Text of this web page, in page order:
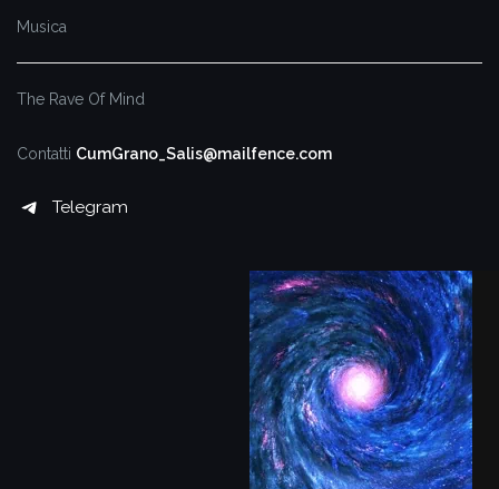
Musica
The Rave Of Mind
Contatti CumGrano_Salis@mailfence.com
Telegram